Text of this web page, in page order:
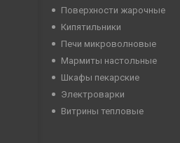
Поверхности жарочные
Кипятильники
Печи микроволновые
Мармиты настольные
Шкафы пекарские
Электроварки
Витрины тепловые